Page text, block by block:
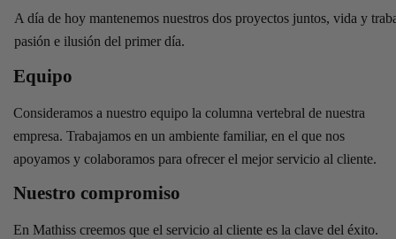
A día de hoy mantenemos nuestros dos proyectos juntos, vida y
pasión e ilusión del primer día.
Equipo
Consideramos a nuestro equipo la columna vertebral de nuestra
empresa. Trabajamos en un ambiente familiar, en el que nos
apoyamos y colaboramos para ofrecer el mejor servicio al cliente.
Nuestro compromiso
En Mathiss creemos que el servicio al cliente es la clave del éxito.